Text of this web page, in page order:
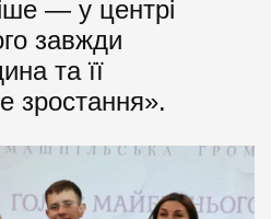
— у центрі
завжди
та її
зростання».